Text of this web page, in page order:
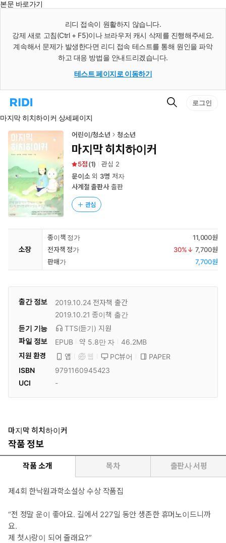
본문 바로가기
리디 접속이 원활하지 않습니다.
강제 새로 고침(Ctrl + F5)이나 브라우저 캐시 삭제를 진행해주세요.
계속해서 문제가 발생한다면 리디 접속 테스트를 통해 원인을 파악
하고 대응 방법을 안내드리겠습니다.
테스트 페이지로 이동하기
리
홈
로
이
동
검
로그인
마지막 히치하이커 상세페이지
어린이/청소년 청소년
마지막 히치하이커
5 (1) 관심 2
문이소외 3명 저자
사계절 출판사출판
관심
소장
종이책 정가
11,000원
전자책 정가
30%↓ 7,700원
판매가
7,700원
출간 정보 2019.10.24 전자책 출간
2019.10.21 종이책 출간
듣기 기능
TTS(듣기) 지원
파일 정보
EPUB 약 5.8만 자
46.2MB
지원 환경
앱 웹 PC뷰어
PAPER
ISBN
9791160945423
UCI
-
마지막 히치하이커
작품 정보
작품 소개 목차 출판사 서평
제4회 한낙원과학소설상 수상 작품집
“전 정말 운이 좋아요. 길에서 227일 동안 생존한 휴머노이드니까
요.
제 첫사랑이 되어 줄래요?”